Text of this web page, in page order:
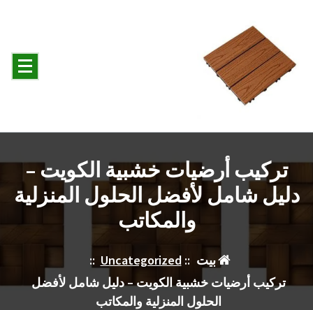
تركيب أرضيات خشبية الكويت –
دليل شامل لأفضل الحلول المنزلية
والمكاتب
بيت ::
Uncategorized
::
تركيب أرضيات خشبية الكويت – دليل شامل لأفضل
الحلول المنزلية والمكاتب